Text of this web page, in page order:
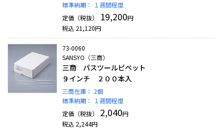
標準納期：
１週間程度
定価（税抜）
19,200円
税込 21,120円
73-0060
SANSYO（三商）
三商 パスツールピペット
９インチ ２００本入
三商在庫： 2個
標準納期：
１週間程度
定価（税抜）
2,040円
税込 2,244円